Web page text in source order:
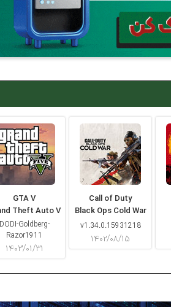
GTA V
Theft Auto V
DODI-Goldberg-
Razor1911
۱۴۰۳/۰۱/۳۱
Call of Duty
Black Ops Cold War
v1.34.0.15931218
۱۴۰۲/۰۸/۱۵